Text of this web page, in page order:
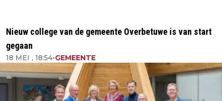
Nieuw college van de gemeente Overbetuwe is van start
gegaan
18 MEI , 18:54•GEMEENTE